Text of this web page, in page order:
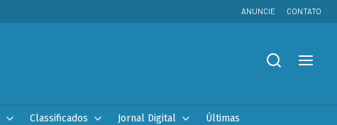
ANUNCIE CONTATO
Classificados Jornal Digital Últimas